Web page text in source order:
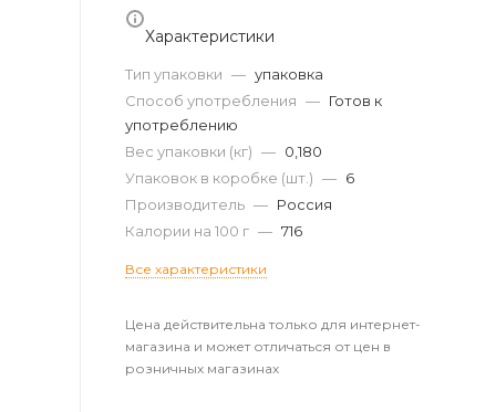
Характеристики
Тип упаковки — упаковка
Способ употребления — Готов к
употреблению
Вес упаковки (кг) — 0,180
Упаковок в коробке (шт.) — 6
Производитель — Россия
Калории на 100 г — 716
Все характеристики
Цена действительна только для интернет-
магазина и может отличаться от цен в
розничных магазинах